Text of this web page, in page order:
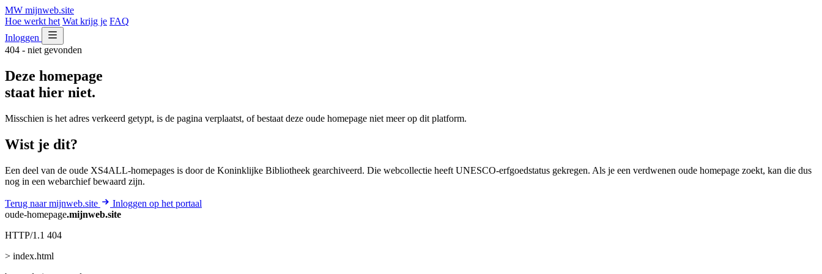
MW mijnweb.site
Hoe werkt het Wat krijg je FAQ
Inloggen
404 - niet gevonden
Deze homepage
staat hier niet.
Misschien is het adres verkeerd getypt, is de pagina verplaatst, of bestaat deze oude homepage niet meer op dit platform.
Wist je dit?
Een deel van de oude XS4ALL-homepages is door de Koninklijke Bibliotheek gearchiveerd. Die webcollectie heeft UNESCO-erfgoedstatus gekregen. Als je een verdwenen oude homepage zoekt, kan die dus
nog in een webarchief bewaard zijn.
Terug naar mijnweb.site
Inloggen op het portaal
oude-homepage.mijnweb.site
HTTP/1.1 404
> index.html